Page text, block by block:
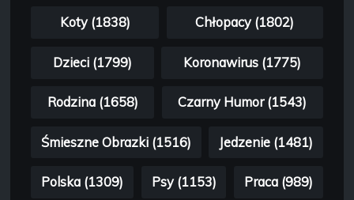
Koty (1838) Chłopacy (1802)
Dzieci (1799) Koronawirus (1775)
Rodzina (1658) Czarny Humor (1543)
Śmieszne Obrazki (1516) Jedzenie (1481)
Polska (1309) Psy (1153) Praca (989)